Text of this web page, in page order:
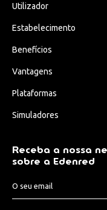
Utilizador
Estabelecimento
Benefícios
Vantagens
Plataformas
Simuladores
Receba a nossa
sobre a Edenred